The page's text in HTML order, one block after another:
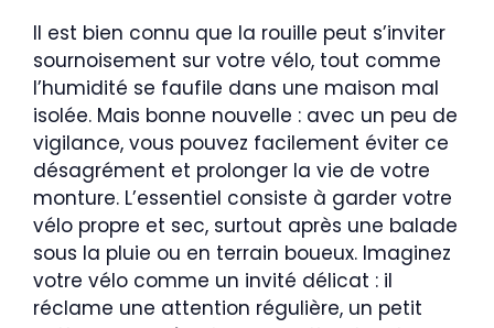
Il est bien connu que la rouille peut s’inviter
sournoisement sur votre vélo, tout comme
l’humidité se faufile dans une maison mal
isolée. Mais bonne nouvelle : avec un peu de
vigilance, vous pouvez facilement éviter ce
désagrément et prolonger la vie de votre
monture. L’essentiel consiste à garder votre
vélo propre et sec, surtout après une balade
sous la pluie ou en terrain boueux. Imaginez
votre vélo comme un invité délicat : il
réclame une attention régulière, un petit